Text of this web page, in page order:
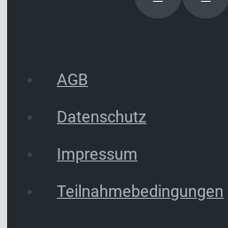
AGB
Datenschutz
Impressum
Teilnahmebedingungen